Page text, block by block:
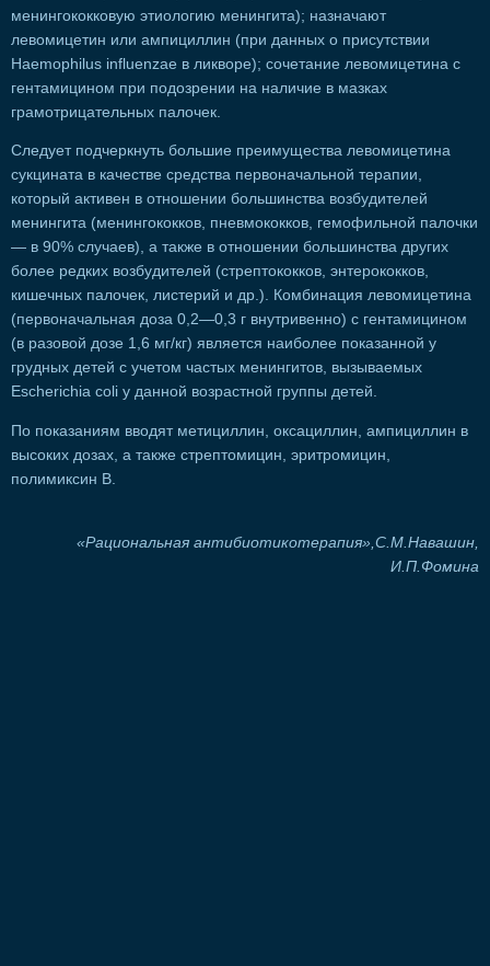
менингококковую этиологию менингита); назначают
левомицетин или ампициллин (при данных о присутствии
Haemophilus influenzae в ликворе); сочетание левомицетина с
гентамицином при подозрении на наличие в мазках
грамотрицательных палочек.
Следует подчеркнуть большие преимущества левомицетина
сукцината в качестве средства первоначальной терапии,
который активен в отношении большинства возбудителей
менингита (менингококков, пневмококков, гемофильной палочки
— в 90% случаев), а также в отношении большинства других
более редких возбудителей (стрептококков, энтерококков,
кишечных палочек, листерий и др.). Комбинация левомицетина
(первоначальная доза 0,2—0,3 г внутривенно) с гентамицином
(в разовой дозе 1,6 мг/кг) является наиболее показанной у
грудных детей с учетом частых менингитов, вызываемых
Escherichia coli у данной возрастной группы детей.
По показаниям вводят метициллин, оксациллин, ампициллин в
высоких дозах, а также стрептомицин, эритромицин,
полимиксин В.
«Рациональная антибиотикотерапия»,С.М.Навашин,
И.П.Фомина